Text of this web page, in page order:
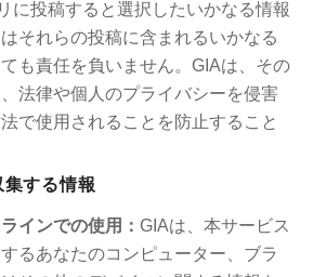
に投稿すると選択したいかなる情報
それらの投稿に含まれるいかなる
も責任を負いません。GIAは、その
法律や個人のプライバシーを侵害
で使用されることを防止すること
する情報
インでの使用： GIAは、本サービス
るあなたのコンピューター、ブラ